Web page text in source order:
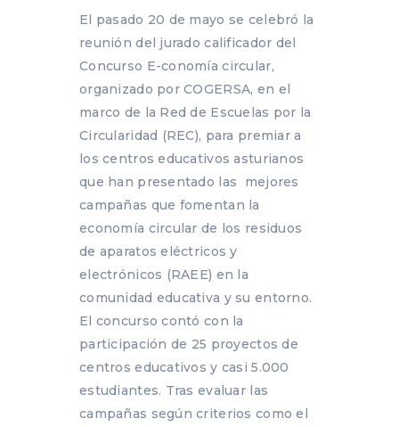
El pasado 20 de mayo se celebró la
reunión del jurado calificador del
Concurso E-conomía circular,
organizado por COGERSA, en el
marco de la Red de Escuelas por la
Circularidad (REC), para premiar a
los centros educativos asturianos
que han presentado las mejores
campañas que fomentan la
economía circular de los residuos
de aparatos eléctricos y
electrónicos (RAEE) en la
comunidad educativa y su entorno.
El concurso contó con la
participación de 25 proyectos de
centros educativos y casi 5.000
estudiantes. Tras evaluar las
campañas según criterios como el